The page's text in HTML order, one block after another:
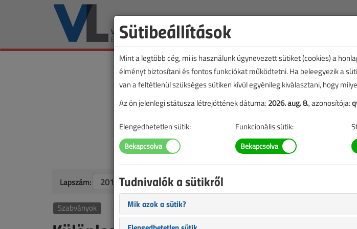
Lapszám:
Szabványok
Sütibeállítások
Mint a legtöbb cég, mi is használunk úgynevezett sütiket (cookies) a
élményt biztosítani és fontos funkciókat működtetni. Ha beleegyezik a
van a feltétlenül szükséges sütiken kívül egyénileg kiválasztani, hogy
Az ön jelenlegi státusza létrejöttének dátuma:2026. aug. 8., azonosítója:
Elengedhetetlen sütik: Funkcionális sütik:
Tudnivalók a sütikről
Mik azok a sütik?